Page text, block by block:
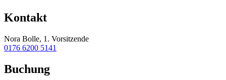
Kontakt
Nora Bolle, 1. Vorsitzende
0176 6200 5141
Buchung